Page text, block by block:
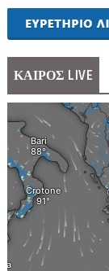
ΚΑΙΡΟΣ LIVE